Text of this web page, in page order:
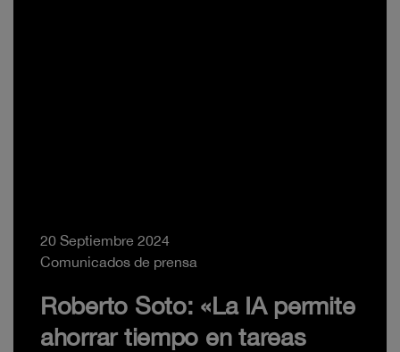
20 Septiembre 2024
Comunicados de prensa
Roberto Soto: «La IA permite
ahorrar tiempo en tareas